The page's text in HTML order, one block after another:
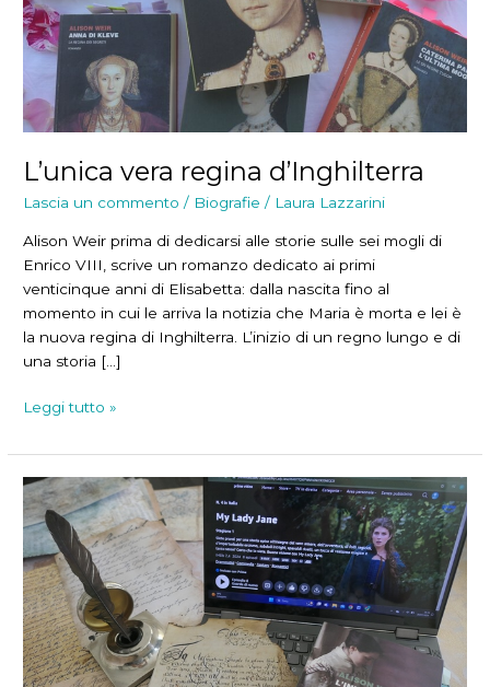
L’unica vera regina d’Inghilterra
Lascia un commento / Biografie / Laura Lazzarini
Alison Weir prima di dedicarsi alle storie sulle sei mogli di
Enrico VIII, scrive un romanzo dedicato ai primi
venticinque anni di Elisabetta: dalla nascita fino al
momento in cui le arriva la notizia che Maria è morta e lei è
la nuova regina di Inghilterra. L’inizio di un regno lungo e di
una storia […]
L’unica
regina
d’Inghilterra
Leggi tutto »